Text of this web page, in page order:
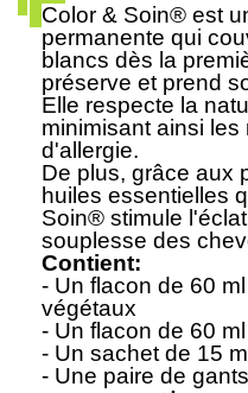
Color & Soin® est
permanente qui
blancs dès la
préserve et prend
Elle respecte la
minimisant ainsi
d'allergie.
De plus, grâce aux
huiles essentielles
Soin® stimule
souplesse des
Contient:
- Un flacon de 60
végétaux
- Un flacon de 60
- Un sachet de 15
- Une paire de